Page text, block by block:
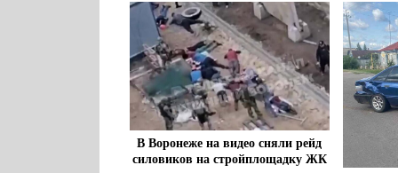
В Воронеже на видео сняли рейд
силовиков на стройплощадку ЖК